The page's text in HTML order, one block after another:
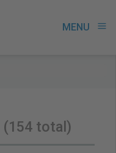
MENU menu
(154 total)